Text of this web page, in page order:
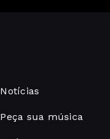
Notícias
Peça sua música